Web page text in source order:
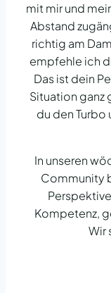
mit mir und
Abstand
richtig am
empfehle ich
Das ist dein
Situation ganz
du den
In unseren
Community
Kompetenz,
Wir